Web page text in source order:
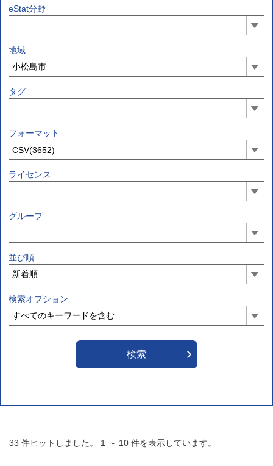
eStat分野
地域
タグ
フォーマット
ライセンス
グループ
並び順
検索オプション
33 件ヒットしました。 1 ～ 10 件を表示しています。